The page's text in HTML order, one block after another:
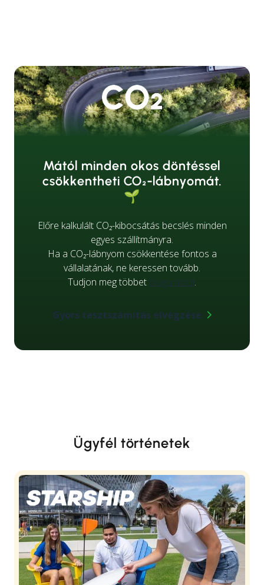
Mától minden okos döntéssel
csökkentheti CO₂-lábnyomát.
🌱
Előre kalkulált CO₂-kibocsátás becslés minden
egyes szállítmányra.
Ha a CO₂-lábnyom csökkentése fontos a
vállalatának, ne keressen tovább.
Tudjon meg többet blogunkból.
Gyors tesztszámítás elvégzése
Ügyfél történetek